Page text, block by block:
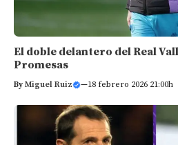
El doble delantero del Real
Promesas
ByMiguel Ruiz —18 febrero 2026 21:00h